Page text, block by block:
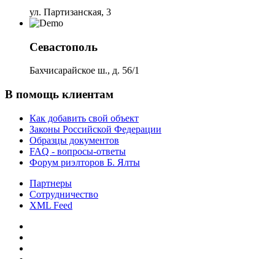
ул. Партизанская, 3
Севастополь
Бахчисарайское ш., д. 56/1
В помощь клиентам
Как добавить свой объект
Законы Российской Федерации
Образцы документов
FAQ - вопросы-ответы
Форум риэлторов Б. Ялты
Партнеры
Сотрудничество
XML Feed